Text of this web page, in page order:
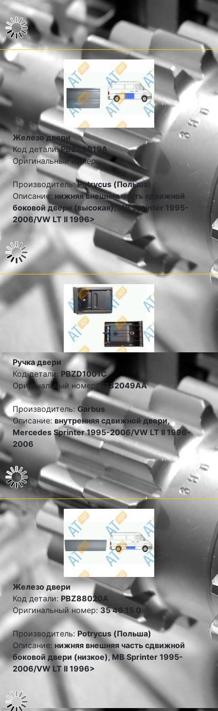
Железо двери
Код детали:PBZ88019A
Оригинальный номер:
Производитель:Potrycus (Польша)
Описание:нижняя внешняя часть сдвижной
боковой двери (высокая), MB Sprinter 1995-
2006/VW LT II 1996>
Ручка двери
Код детали: PBZD1001C
Оригинальный номер: 5132049AA
Производитель:Garbus
Описание: внутренняя сдвижной двери,
Mercedes Sprinter 1995-2006/VW LT II 1996-
2006
Железо двери
Код детали: PBZ88020A
Оригинальный номер: 35 46 15 0
Производитель: Potrycus (Польша)
Описание:нижняя внешняя часть сдвижной
боковой двери (низкое), MB Sprinter 1995-
2006/VW LT II 1996>